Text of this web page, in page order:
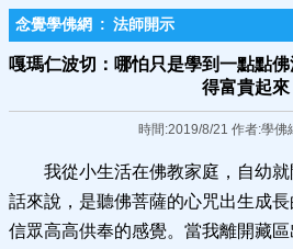
念覺學佛網 : 法師開示
嘎瑪仁波切：哪怕只是學到一點點
得富貴起來
時間:2019/8/21 作者:學佛
我從小生活在佛教家庭，自幼
話來說，是聽佛菩薩的心咒出生成
信眾高高供奉的感覺。當我離開藏